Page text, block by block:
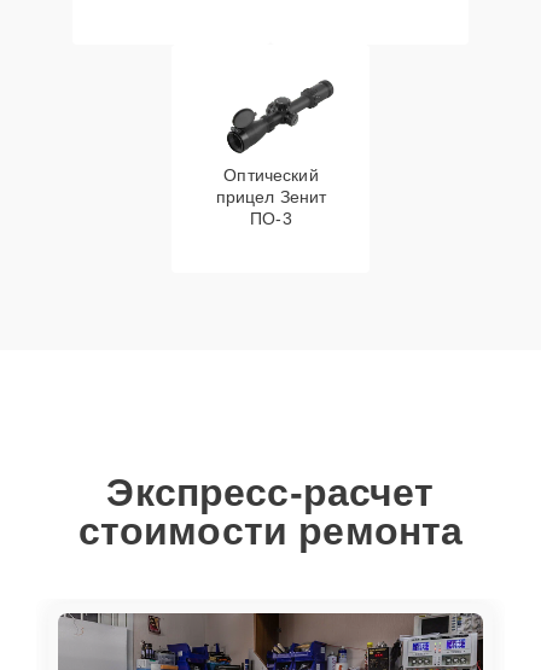
Оптический
прицел Зенит
ПО-3
Экспресс-расчет
стоимости ремонта